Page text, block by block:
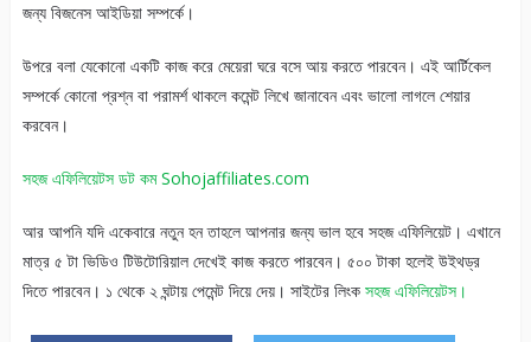
জন্য বিজনেস আইডিয়া সম্পর্কে।
উপরে বলা যেকোনো একটি কাজ করে মেয়েরা ঘরে বসে আয় করতে পারবেন। এই আর্টিকেল
সম্পর্কে কোনো প্রশ্ন বা পরামর্শ থাকলে কমেন্ট লিখে জানাবেন এবং ভালো লাগলে শেয়ার
করবেন।
সহজ এফিলিয়েটস ডট কম Sohojaffiliates.com
আর আপনি যদি একেবারে নতুন হন তাহলে আপনার জন্য ভাল হবে সহজ এফিলিয়েট। এখানে
মাত্র ৫ টা ভিডিও টিউটোরিয়াল দেখেই কাজ করতে পারবেন। ৫০০ টাকা হলেই উইথড্র
দিতে পারবেন। ১ থেকে ২ ঘন্টায় পেমেন্ট দিয়ে দেয়। সাইটের লিংক সহজ এফিলিয়েটস।